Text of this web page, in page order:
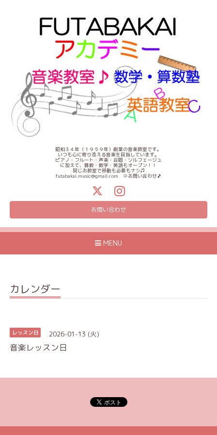
昭和３４年（１９５９年）創業の音楽教室です。
いつも心に寄り添える音楽を目指しています。
ピアノ・フルート・声楽・合唱・ソルフェージュ
に加えて、算数・数学・英語もオープン！！
同じお教室で移動も必要もナシ♫
futabakai.music@gmail.com ⇦お問い合わせ🎵
お問い合わせ
MENU
カレンダー
レッスン日 2026-01-13 (火)
音楽レッスン日